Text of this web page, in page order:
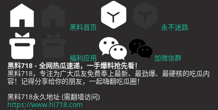
黑料首页 永不迷路
福利应用
加微信群
黑料718 - 全网热瓜速递，一手爆料抢先看！
黑料718，专注为广大瓜友免费奉上最新、最劲爆、最硬核的吃瓜内
容！记得分享给你的朋友，一起嗨翻吃瓜圈！
黑料718永久地址 (需翻墙访问)
https://www.hl718.com